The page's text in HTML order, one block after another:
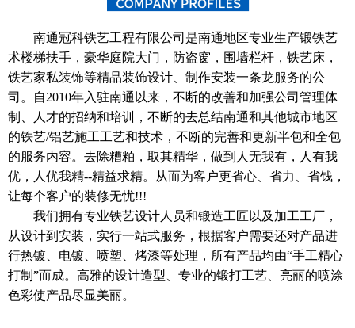
南通冠科铁艺工程有限公司是南通地区专业生产锻铁艺
术楼梯扶手，豪华庭院大门，防盗窗，围墙栏杆，铁艺床，
铁艺家私装饰等精品装饰设计、制作安装一条龙服务的公
司。自2010年入驻南通以来，不断的改善和加强公司管理体
制、人才的招纳和培训，不断的去总结南通和其他城市地区
的铁艺/铝艺施工工艺和技术，不断的完善和更新半包和全包
的服务内容。去除糟粕，取其精华，做到人无我有，人有我
优，人优我精--精益求精。从而为客户更省心、省力、省钱，
让每个客户的装修无忧!!!
我们拥有专业铁艺设计人员和锻造工匠以及加工工厂，
从设计到安装，实行一站式服务，根据客户需要还对产品进
行热镀、电镀、喷塑、烤漆等处理，所有产品均由“手工精心
打制”而成。高雅的设计造型、专业的锻打工艺、亮丽的喷涂
色彩使产品尽显美丽。